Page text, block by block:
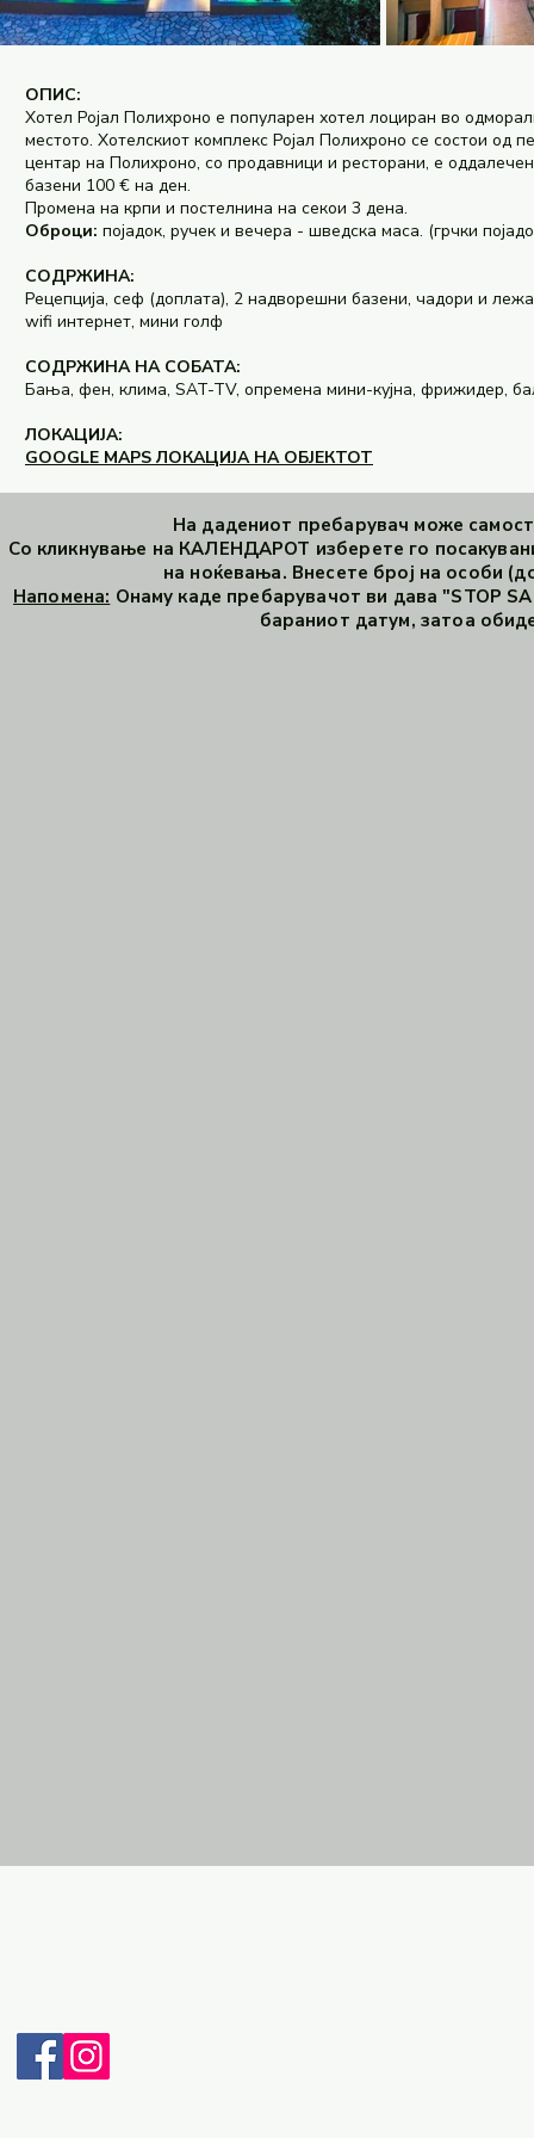
ОПИС:
Хотел Ројал Полихроно е популарен хотел лоциран во
местото. Хотелскиот комплекс Ројал Полихроно се состои од
центар на Полихроно, со продавници и ресторани, е
базени 100 € на ден.
Промена на крпи и постелнина на секои 3 дена.
Оброци: појадок, ручек и вечера - шведска маса. (грчки
СОДРЖИНА:
Рецепција, сеф (доплата), 2 надворешни базени, чадори и
wifi интернет, мини голф
СОДРЖИНА НА СОБАТА:
Бања, фен, клима, SAT-TV, опремена мини-кујна, фрижидер,
ЛОКАЦИЈА:
GOOGLE MAPS ЛОКАЦИЈА НА ОБЈЕКТОТ
На дадениот пребарувач може
Со кликнување на КАЛЕНДАРОТ изберете го
на ноќевања. Внесете број на особи
Напомена: Онаму каде пребарувачот ви дава "STOP
бараниот датум, затоа